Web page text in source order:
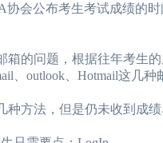
公布考生考试成绩的时
问题，根据往年考生的
、outlook、Hotmail这几种
法，但是仍未收到成绩